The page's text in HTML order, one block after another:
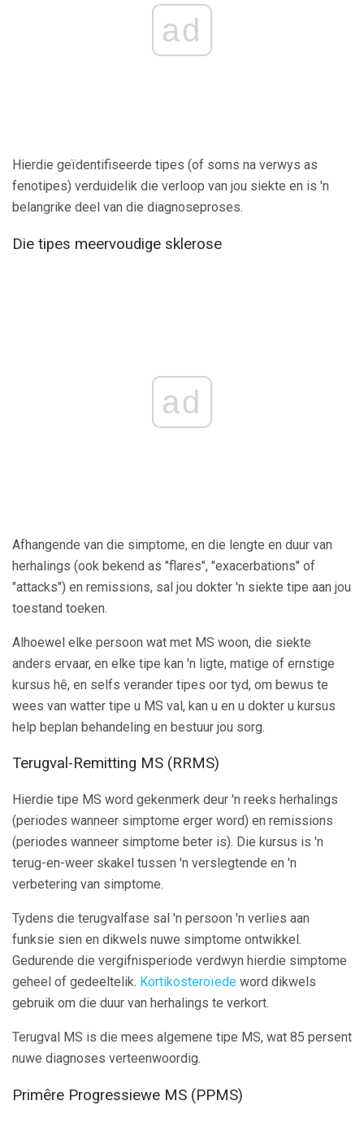
ad
Hierdie geïdentifiseerde tipes (of soms na verwys as
fenotipes) verduidelik die verloop van jou siekte en is 'n
belangrike deel van die diagnoseproses.
Die tipes meervoudige sklerose
ad
Afhangende van die simptome, en die lengte en duur van
herhalings (ook bekend as "flares", "exacerbations" of
"attacks") en remissions, sal jou dokter 'n siekte tipe aan jou
toestand toeken.
Alhoewel elke persoon wat met MS woon, die siekte
anders ervaar, en elke tipe kan 'n ligte, matige of ernstige
kursus hê, en selfs verander tipes oor tyd, om bewus te
wees van watter tipe u MS val, kan u en u dokter u kursus
help beplan behandeling en bestuur jou sorg.
Terugval-Remitting MS (RRMS)
Hierdie tipe MS word gekenmerk deur 'n reeks herhalings
(periodes wanneer simptome erger word) en remissions
(periodes wanneer simptome beter is). Die kursus is 'n
terug-en-weer skakel tussen 'n verslegtende en 'n
verbetering van simptome.
Tydens die terugvalfase sal 'n persoon 'n verlies aan
funksie sien en dikwels nuwe simptome ontwikkel.
Gedurende die vergifnisperiode verdwyn hierdie simptome
geheel of gedeeltelik. Kortikosteroïede word dikwels
gebruik om die duur van herhalings te verkort.
Terugval MS is die mees algemene tipe MS, wat 85 persent
nuwe diagnoses verteenwoordig.
Primêre Progressiewe MS (PPMS)